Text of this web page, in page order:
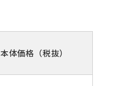
本体価格（税抜）